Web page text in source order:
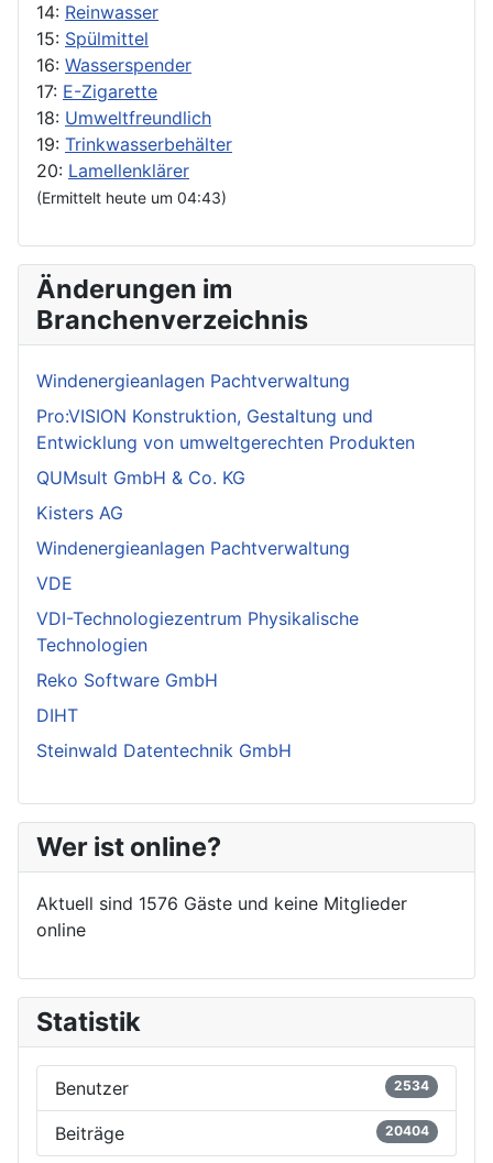
14: Reinwasser
15: Spülmittel
16: Wasserspender
17: E-Zigarette
18: Umweltfreundlich
19: Trinkwasserbehälter
20: Lamellenklärer
(Ermittelt heute um 04:43)
Änderungen im
Branchenverzeichnis
Windenergieanlagen Pachtverwaltung
Pro:VISION Konstruktion, Gestaltung und
Entwicklung von umweltgerechten Produkten
QUMsult GmbH & Co. KG
Kisters AG
Windenergieanlagen Pachtverwaltung
VDE
VDI-Technologiezentrum Physikalische
Technologien
Reko Software GmbH
DIHT
Steinwald Datentechnik GmbH
Wer ist online?
Aktuell sind 1576 Gäste und keine Mitglieder
online
Statistik
Benutzer 2534
Beiträge 20404